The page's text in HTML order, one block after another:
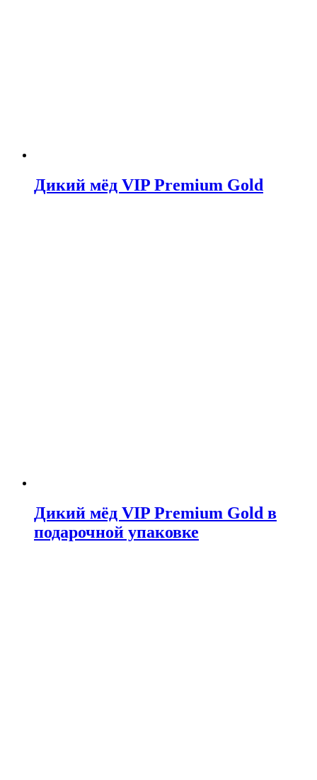
Дикий мёд VIP Premium Gold
Дикий мёд VIP Premium Gold в
подарочной упаковке